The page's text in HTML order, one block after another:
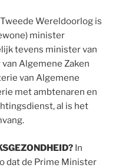
Wereldoorlog is
minister
tevens minister van
Algemene Zaken
van Algemene
met ambtenaren en
al is het
In
dat de Prime Minister